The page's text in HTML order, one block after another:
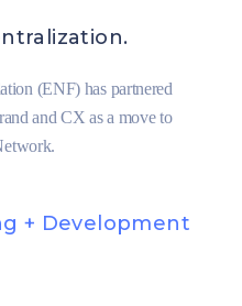
(ENF) has partnered
and CX as a move to
+ Development